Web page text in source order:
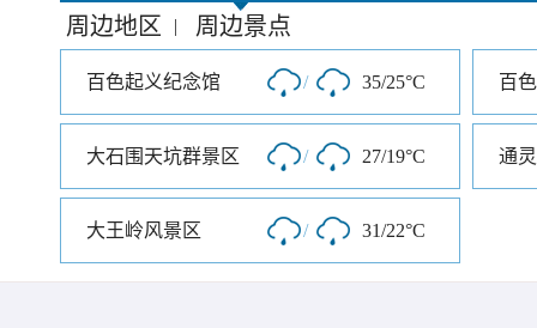
周边地区 | 周边景点
百色起义纪念馆 / 35/25°C 百
大石围天坑群景区 / 27/19°C 通
大王岭风景区 / 31/22°C